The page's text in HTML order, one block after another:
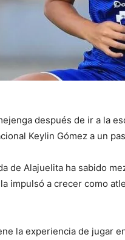
después de ir a la
Keylin Gómez a un
de Alajuelita ha sabido
impulsó a crecer como
la experiencia de jugar